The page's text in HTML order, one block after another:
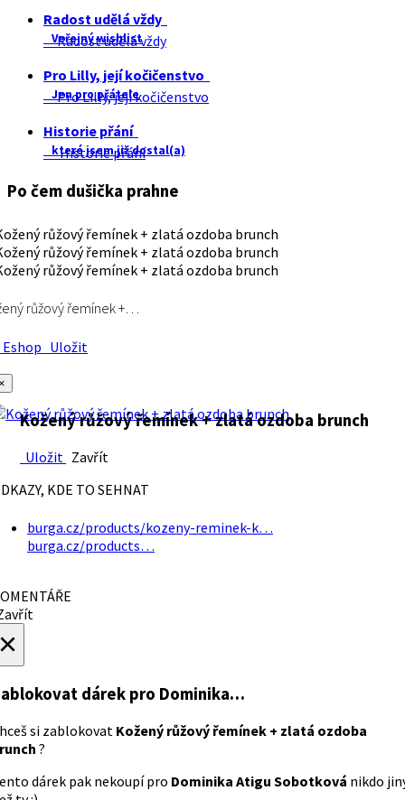
Radost udělá vždy
Veřejný wishlist
Radost udělá vždy
Pro Lilly, její kočičenstvo
Jen pro přátele
Pro Lilly, její kočičenstvo
Historie přání
které jsem již dostal(a)
Historie přání
Po čem dušička prahne
růžový řemínek +…
Uložit
Kožený růžový řemínek + zlatá ozdoba brunch
Uložit Zavřít
KDE TO SEHNAT
burga.cz/products/kozeny-reminek-k…
burga.cz/products…
dárek pro Dominika…
si zablokovat Kožený růžový řemínek + zlatá ozdoba
?
dárek pak nekoupí pro Dominika Atigu Sobotková nikdo